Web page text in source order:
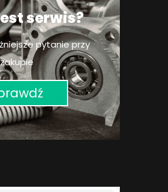
serwis?
pytanie przy
zakupie